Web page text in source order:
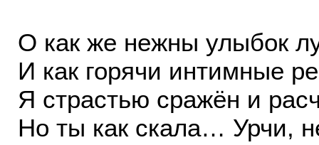
О как же нежны улыбок
И как горячи интимные
Я страстью сражён и
Но ты как скала… Урчи,